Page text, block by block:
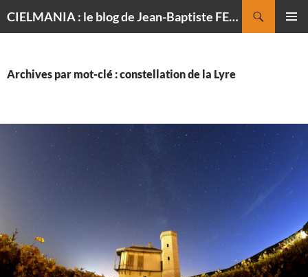
CIELMANIA : le blog de Jean-Baptiste FELDMANN, photographe du ciel
Archives par mot-clé : constellation de la Lyre